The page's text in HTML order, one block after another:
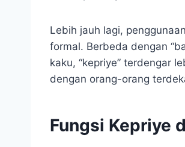
Lebih jauh lagi,
formal. Berbeda dengan
kaku, “kepriye” terdengar
dengan orang-orang
Fungsi Kepriye